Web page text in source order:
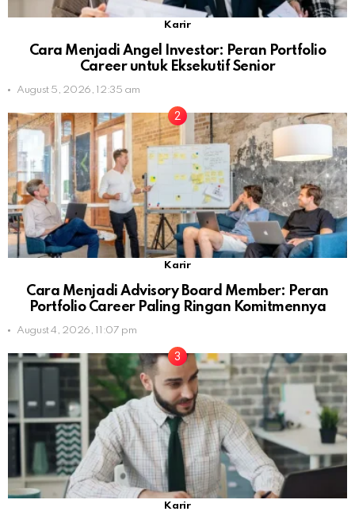
Karir
Cara Menjadi Angel Investor: Peran Portfolio
Career untuk Eksekutif Senior
August 5, 2026, 12:35 am
Karir
Cara Menjadi Advisory Board Member: Peran
Portfolio Career Paling Ringan Komitmennya
August 4, 2026, 11:07 pm
Karir